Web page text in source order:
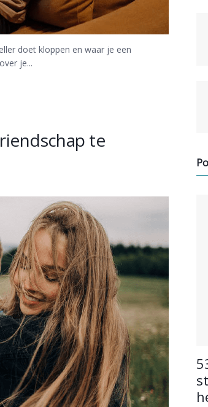
doet kloppen en waar je een
je...
te